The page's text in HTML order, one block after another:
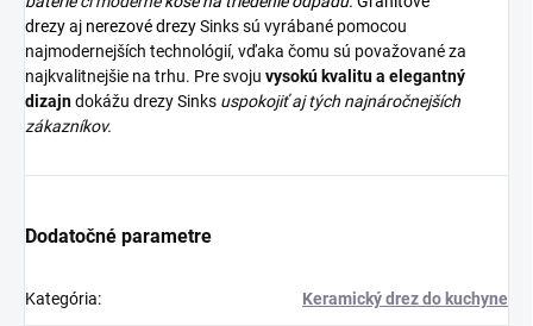
drezyaj nerezové drezySinks sú vyrábané pomocou
najmodernejších technológií, vďaka čomu sú považované za
najkvalitnejšie na trhu. Pre svoju vysokú kvalitu a elegantný
dizajndokážu drezy Sinks uspokojiť aj tých najnáročnejších
zákazníkov.
Dodatočné parametre
Kategória: Keramický drez do kuchyne